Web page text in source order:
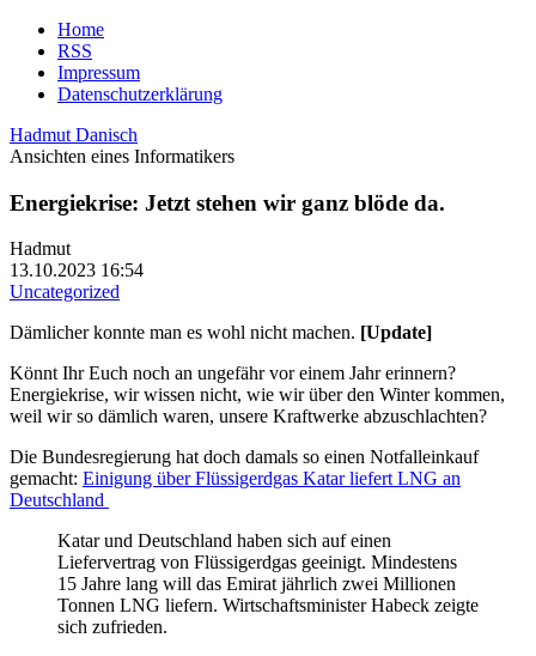
Home
RSS
Impressum
Datenschutzerklärung
Hadmut Danisch
Ansichten eines Informatikers
Energiekrise: Jetzt stehen wir ganz blöde da.
Hadmut
13.10.2023 16:54
Uncategorized
Dämlicher konnte man es wohl nicht machen. [Update]
Könnt Ihr Euch noch an ungefähr vor einem Jahr erinnern?
Energiekrise, wir wissen nicht, wie wir über den Winter kommen,
weil wir so dämlich waren, unsere Kraftwerke abzuschlachten?
Die Bundesregierung hat doch damals so einen Notfalleinkauf
gemacht: Einigung über Flüssigerdgas Katar liefert LNG an
Deutschland
Katar und Deutschland haben sich auf einen
Liefervertrag von Flüssigerdgas geeinigt. Mindestens
15 Jahre lang will das Emirat jährlich zwei Millionen
Tonnen LNG liefern. Wirtschaftsminister Habeck zeigte
sich zufrieden.